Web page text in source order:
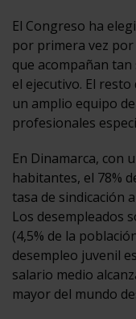
El Congreso ha
por primera vez
que acompañan tan
el ejecutivo. El
un amplio equipo
profesionales
En Dinamarca, con
habitantes, el 78%
tasa de sindicación
Los desempleados
(4,5% de la
desempleo juvenil
salario medio
mayor del mundo